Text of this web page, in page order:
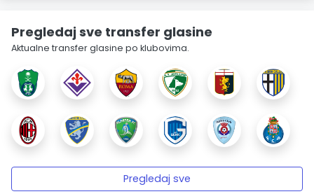
Pregledaj sve transfer glasine
Aktualne transfer glasine po klubovima.
Pregledaj sve